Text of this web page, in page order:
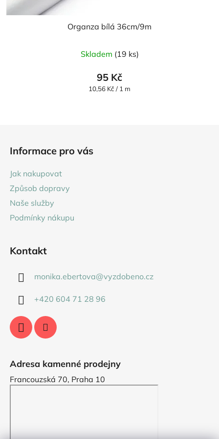
Organza bílá 36cm/9m
hodnocení
produktu
je
Skladem (19 ks)
95 Kč
Měrná
10,56 Kč / 1 m
Informace pro vás
Jak nakupovat
Způsob dopravy
Naše služby
Podmínky nákupu
Kontakt
monika.ebertova@vyzdobeno.cz
+420 604 71 28 96
Adresa kamenné prodejny
Francouzská 70, Praha 10